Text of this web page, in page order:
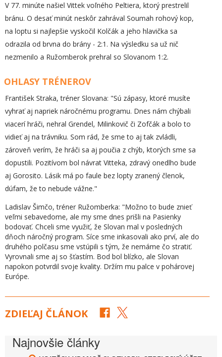
V 77. minúte našiel Vittek voľného Peltiera, ktorý prestrelil
bránu. O desať minút neskôr zahrával Soumah rohový kop,
na loptu si najlepšie vyskočil Kolčák a jeho hlavička sa
odrazila od brvna do brány - 2:1. Na výsledku sa už nič
nezmenilo a Ružomberok prehral so Slovanom 1:2.
OHLASY TRÉNEROV
František Straka, tréner Slovana: "Sú zápasy, ktoré musíte
vyhrať aj napriek náročnému programu. Dnes nám chýbali
viacerí hráči, nehral Grendel, Milinkovič či Zofčák a bolo to
vidieť aj na trávniku. Som rád, že sme to aj tak zvládli,
zároveň verím, že hráči sa aj poučia z chýb, ktorých sme sa
dopustili. Pozitívom bol návrat Vitteka, zdravý onedlho bude
aj Gorosito. Lásik má po faule bez lopty zranený členok,
dúfam, že to nebude vážne."
Ladislav Šimčo, tréner Ružomberka: "Možno to bude znieť
veľmi sebavedome, ale my sme dnes prišli na Pasienky
bodovať. Chceli sme využiť, že Slovan mal v posledných
dňoch náročný program. Síce sme inkasovali ako prví, ale do
druhého polčasu sme vstúpili s tým, že nemáme čo stratiť.
Vyrovnali sme aj so šťastím. Bod bol blízko, ale Slovan
napokon potvrdil svoje kvality. Držím mu palce v pohárovej
Európe.
ZDIEĽAJ ČLÁNOK
Najnovšie články